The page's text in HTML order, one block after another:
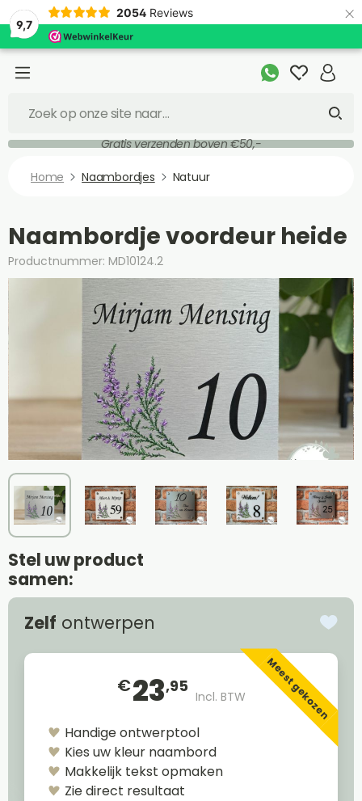
9,7
2054 Reviews ×
Gratis verzenden boven €50,-
Home Naambordjes Natuur
Naambordje voordeur heide
Productnummer: MD10124.2
Stel uw product
samen:
Zelf ontwerpen
€23,95
Incl. BTW Meest gekozen
Handige ontwerptool
Kies uw kleur naambord
Makkelijk tekst opmaken
Zie direct resultaat